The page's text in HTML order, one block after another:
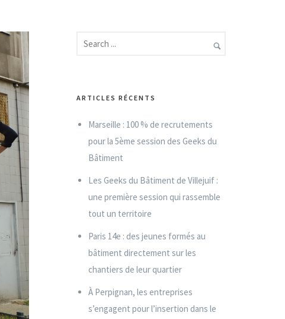
ARTICLES RÉCENTS
Marseille : 100 % de recrutements
pour la 5ème session des Geeks du
Bâtiment
Les Geeks du Bâtiment de Villejuif :
une première session qui rassemble
tout un territoire
Paris 14e : des jeunes formés au
bâtiment directement sur les
chantiers de leur quartier
À Perpignan, les entreprises
s’engagent pour l’insertion dans le